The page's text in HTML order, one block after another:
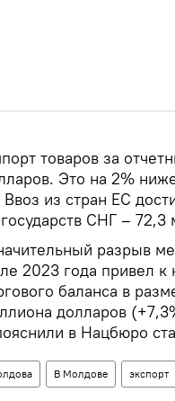
товаров за
Это на 2%
Ввоз из стран ЕС
СНГ –
разрыв
2023 года привел к
баланса в
долларов
в Нацбюро
В Молдове экспорт